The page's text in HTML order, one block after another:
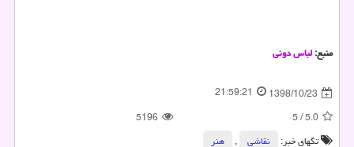
منبع:لباس دونی
1398/10/23
21:59:21
5.0
/
5
5196
تگهای خبر:
نقاشی‌ ,
هنر